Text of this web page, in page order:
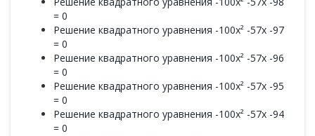
= 0
Решение квадратного уравнения -100x² -57x -97
= 0
Решение квадратного уравнения -100x² -57x -96
= 0
Решение квадратного уравнения -100x² -57x -95
= 0
Решение квадратного уравнения -100x² -57x -94
= 0